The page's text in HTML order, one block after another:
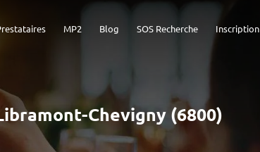
Inscription
SOS Recherche
Blog
MP2
Chevigny (6800)